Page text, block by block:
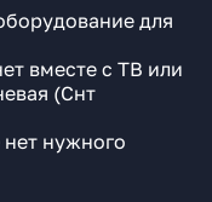
для
вместе с ТВ или
(Снт
нужного